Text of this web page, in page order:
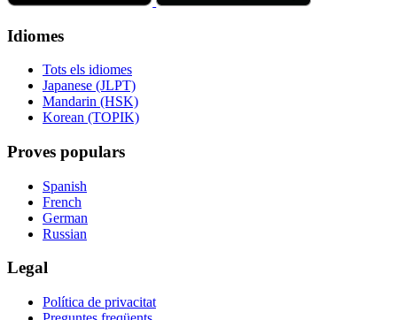
Idiomes
Tots els idiomes
Japanese (JLPT)
Mandarin (HSK)
Korean (TOPIK)
Proves populars
Spanish
French
German
Russian
Legal
Política de privacitat